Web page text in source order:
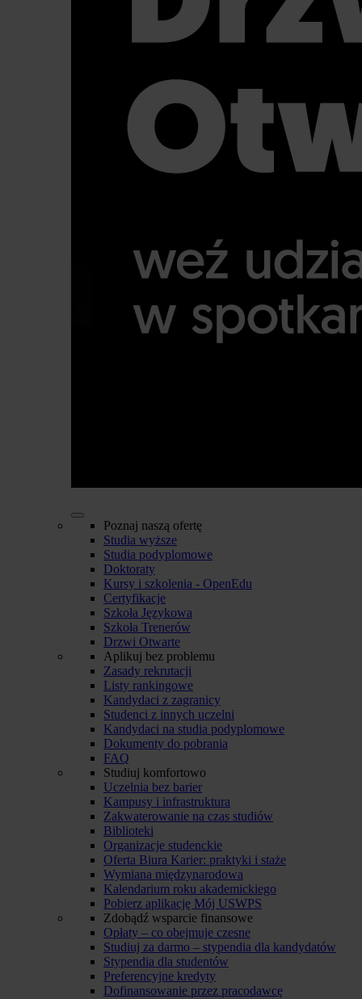
Poznaj naszą ofertę
Studia wyższe
Studia podyplomowe
Doktoraty
Kursy i szkolenia - OpenEdu
Certyfikacje
Szkoła Językowa
Szkoła Trenerów
Drzwi Otwarte
Aplikuj bez problemu
Zasady rekrutacji
Listy rankingowe
Kandydaci z zagranicy
Studenci z innych uczelni
Kandydaci na studia podyplomowe
Dokumenty do pobrania
FAQ
Studiuj komfortowo
Uczelnia bez barier
Kampusy i infrastruktura
Zakwaterowanie na czas studiów
Biblioteki
Organizacje studenckie
Oferta Biura Karier: praktyki i staże
Wymiana międzynarodowa
Kalendarium roku akademickiego
Pobierz aplikację Mój USWPS
Zdobądź wsparcie finansowe
Opłaty – co obejmuje czesne
Studiuj za darmo – stypendia dla kandydatów
Stypendia dla studentów
Preferencyjne kredyty
Dofinansowanie przez pracodawcę